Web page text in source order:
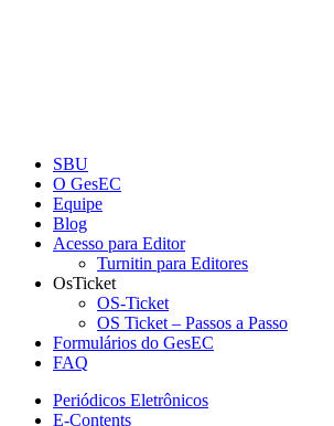
SBU
O GesEC
Equipe
Blog
Acesso para Editor
Turnitin para Editores
OsTicket
OS-Ticket
OS Ticket – Passos a Passo
Formulários do GesEC
FAQ
Periódicos Eletrônicos
E-Contents